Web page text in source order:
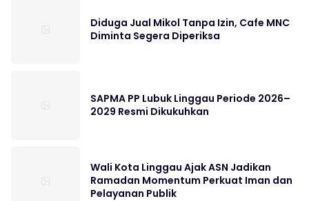
Diduga Jual Mikol Tanpa Izin, Cafe MNC
Diminta Segera Diperiksa
SAPMA PP Lubuk Linggau Periode 2026–
2029 Resmi Dikukuhkan
Wali Kota Linggau Ajak ASN Jadikan
Ramadan Momentum Perkuat Iman dan
Pelayanan Publik